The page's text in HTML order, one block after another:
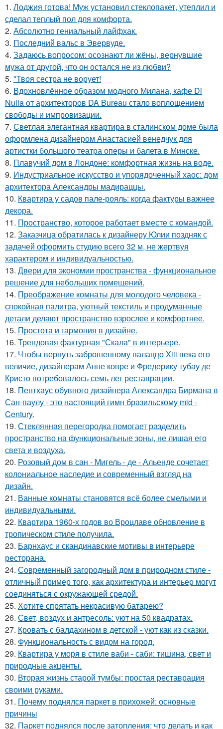
1. Лоджия готова! Муж установил стеклопакет, утеплил и
сделал теплый пол для комфорта.
2. Абсолютно гениальный лайфхак.
3. Последний вальс в Эвервуде.
4. Задаюсь вопросом: осознают ли жёны, вернувшие
мужа от другой, что он остался не из любви?
5. "Твоя сестра не ворует!
6. Вдохновлённое образом модного Милана, кафе Di
Nulla от архитекторов DA Bureau стало воплощением
свободы и импровизации.
7. Светлая элегантная квартира в сталинском доме была
оформлена дизайнером Анастасией венедчук для
артистки большого театра оперы и балета в Минске.
8. Плавучий дом в Лондоне: комфортная жизнь на воде.
9. Индустриальное искусство и упорядоченный хаос: дом
архитектора Александры мадираццы.
10. Квартира у садов пале-рояль: когда фактуры важнее
декора.
11. Пространство, которое работает вместе с командой.
12. Заказчица обратилась к дизайнеру Юлии поздняк с
задачей оформить студию всего 32 м, не жертвуя
характером и индивидуальностью.
13. Двери для экономии пространства - функциональное
решение для небольших помещений.
14. Преображение комнаты для молодого человека -
спокойная палитра, уютный текстиль и продуманные
детали делают пространство взрослее и комфортнее.
15. Простота и гармония в дизайне.
16. Трендовая фактурная "Скала" в интерьере.
17. Чтобы вернуть заброшенному палаццо Xiii века его
величие, дизайнерам Анне ковре и Фредерику тубау де
Кристо потребовалось семь лет реставрации.
18. Пентхаус обувного дизайнера Александра Бирмана в
Сан-паулу - это настоящий гимн бразильскому mid -
Century.
19. Стеклянная перегородка помогает разделить
пространство на функциональные зоны, не лишая его
света и воздуха.
20. Розовый дом в сан - Мигель - де - Альенде сочетает
колониальное наследие и современный взгляд на
дизайн.
21. Ванные комнаты становятся всё более смелыми и
индивидуальными.
22. Квартира 1960-х годов во Вроцлаве обновление в
тропическом стиле получила.
23. Барнхаус и скандинавские мотивы в интерьере
ресторана.
24. Современный загородный дом в природном стиле -
отличный пример того, как архитектура и интерьер могут
соединяться с окружающей средой.
25. Хотите спрятать некрасивую батарею?
26. Свет, воздух и антресоль: уют на 50 квадратах.
27. Кровать с балдахином в детской - уют как из сказки.
28. Функциональность с видом на город.
29. Квартира у моря в стиле ваби - саби: тишина, свет и
природные акценты.
30. Вторая жизнь старой тумбы: простая реставрация
своими руками.
31. Почему поднялся паркет в прихожей: основные
причины
32. Паркет поднялся после затопления: что делать и как